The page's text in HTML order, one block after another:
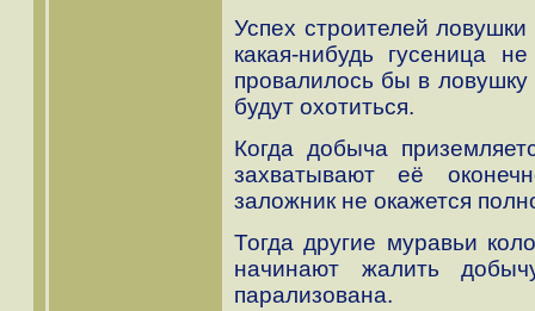
Успех строителей
какая-нибудь гусеница
провалилось бы в
будут охотиться.
Когда добыча
захватывают её
заложник не окажется
Тогда другие муравьи
начинают жалить
парализована.